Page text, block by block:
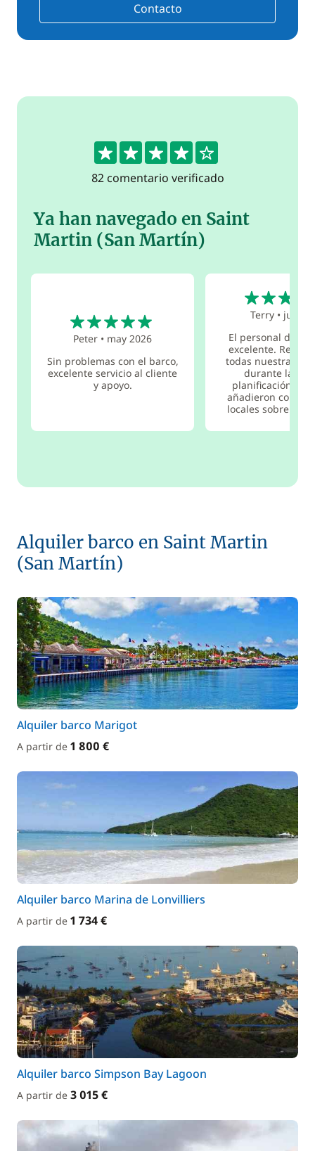
Contacto
4.3
82 comentario verificado
Ya han navegado en Saint
Martin (San Martín)
Peter • may 2026
Sin problemas con el barco,
excelente servicio al cliente
y apoyo.
Terry• jun
El personal de la
excelente.
todas nuestras
durante la
planificación y
añadieron
locales sobre l...
Alquiler barco en Saint Martin
(San Martín)
Alquiler barco Marigot
A partir de 1 800 €
Alquiler barco Marina de Lonvilliers
A partir de 1 734 €
Alquiler barco Simpson Bay Lagoon
A partir de 3 015 €